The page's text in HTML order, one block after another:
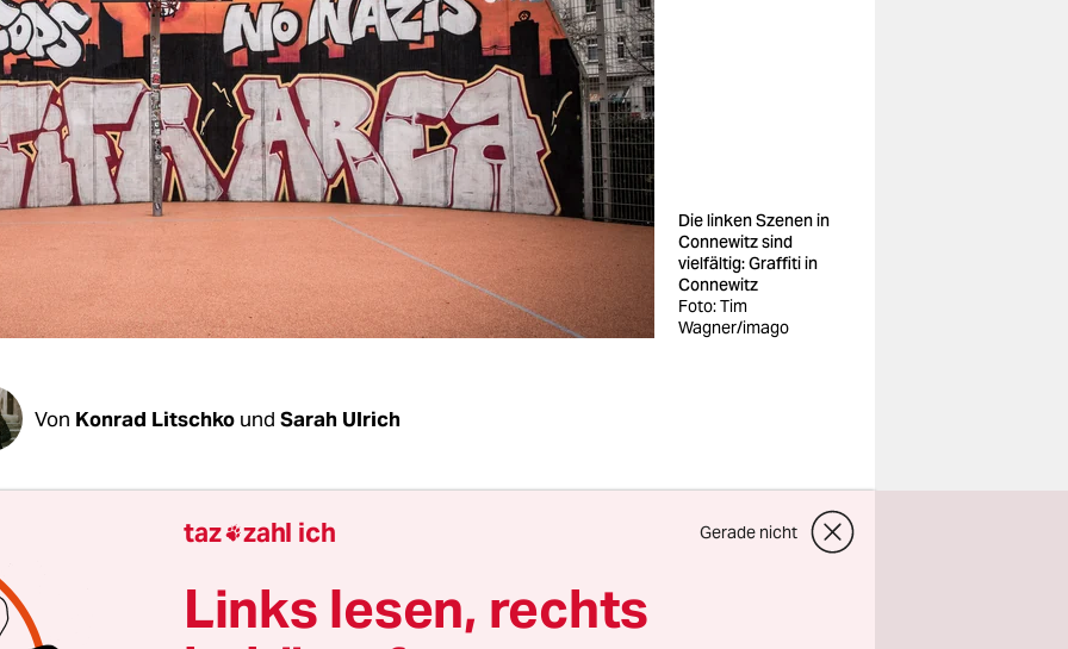
Die linken Szenen in
Connewitz sind
vielfältig: Graffiti in
Connewitz
Foto: Tim
Wagner/imago
Von Konrad Litschko und Sarah Ulrich
stehen in Leipzig wieder Linke auf der Straße.
vor dem Amtsgericht, hissen sie Banner, es geht
Diesmal aber um eine Nacht aus dem Januar 2016, als
im Stadtteil randalierten. Noch immer laufen dazu
taz zahl ich Gerade nicht
Links lesen, rechts